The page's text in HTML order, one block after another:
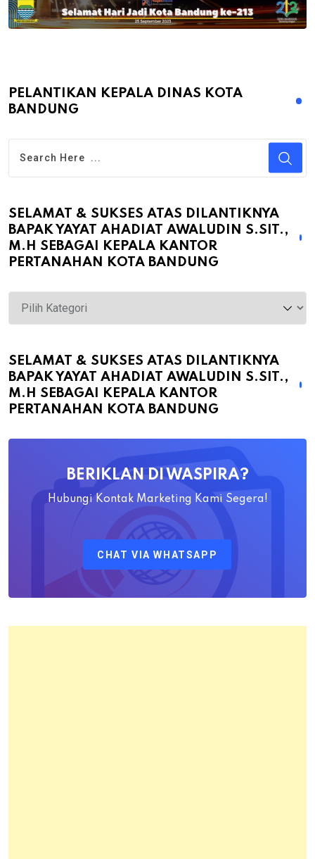
PELANTIKAN KEPALA DINAS KOTA
BANDUNG
SELAMAT & SUKSES ATAS DILANTIKNYA
BAPAK YAYAT AHADIAT AWALUDIN S.SIT.,
M.H SEBAGAI KEPALA KANTOR
PERTANAHAN KOTA BANDUNG
atas
Dilantiknya
Bapak
Ahadiat
Pertanahan
Kota
SELAMAT & SUKSES ATAS DILANTIKNYA
BAPAK YAYAT AHADIAT AWALUDIN S.SIT.,
M.H SEBAGAI KEPALA KANTOR
PERTANAHAN KOTA BANDUNG
BERIKLAN DI WASPIRA?
Hubungi Kontak Marketing Kami Segera!
CHAT VIA WHATSAPP